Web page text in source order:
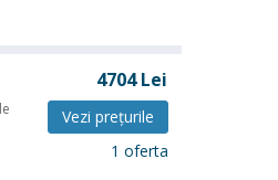
4704 Lei
Vezi preţurile
1 oferta